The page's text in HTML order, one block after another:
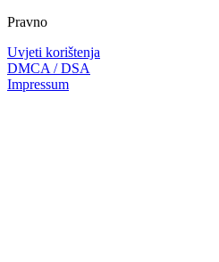
Pravno
Uvjeti korištenja
DMCA / DSA
Impressum